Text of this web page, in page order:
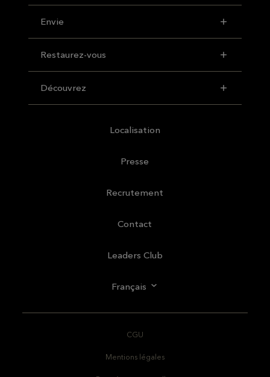
Envie
Restaurez-vous
Découvrez
Localisation
Presse
Recrutement
Contact
Leaders Club
Français
CGU
Mentions légales